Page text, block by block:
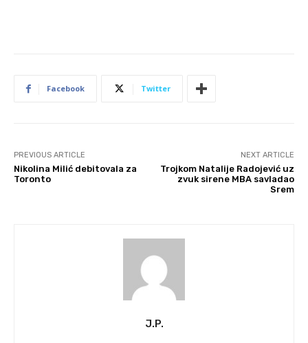
Facebook Twitter
PREVIOUS ARTICLE
Nikolina Milić debitovala za
Toronto
NEXT ARTICLE
Trojkom Natalije Radojević uz
zvuk sirene MBA savladao
Srem
J.P.